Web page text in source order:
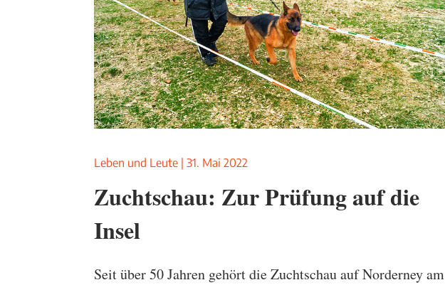
Leben und Leute 31. Mai 2022
Zuchtschau: Zur Prüfung auf die
Insel
Seit über 50 Jahren gehört die Zuchtschau auf Norderney am